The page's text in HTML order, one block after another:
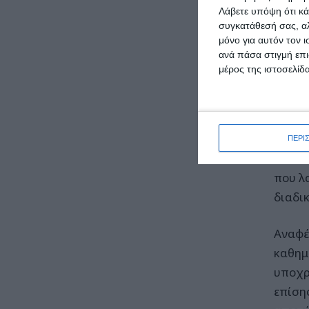
Λάβετε υπόψη ότι
συγκατάθεσή σας,
μόνο για αυτόν τον
ανά πάσα στιγμή
μέρος της
Η κα
που